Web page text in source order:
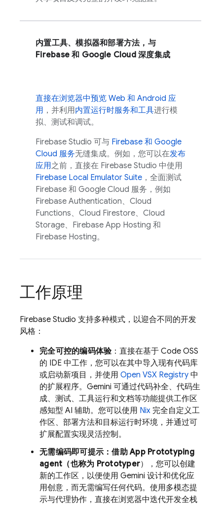
内置工具、模拟器和部署方法，与
Firebase 和 Google Cloud深度集成
直接在浏览器中预览 Web 和 Android 应
用 ，并利用内置运行时服务和工具进行模
拟、测试和调试。
Firebase Studio 可与 Firebase 和 Google
Cloud 服务无缝集成。例如，您可以在发布
应用之前，直接在 Firebase Studio 中使用
Firebase Local Emulator Suite ，全面测试
Firebase 和 Google Cloud 服务，例如
Firebase Authentication、 Cloud
Functions、 Cloud Firestore、 Cloud
Storage、 Firebase App Hosting 和
Firebase Hosting。
工作原理
Firebase Studio 支持多种模式，以迎合不同的开发
风格：
完全可控的编码体验：直接在基于 Code OSS
的 IDE 中工作，您可以在其中导入现有代码库
或启动新项目，并使用 Open VSX Registry 中
的扩展程序。 Gemini 可通过代码补全、代码生
成、测试、工具运行和文档等功能提供工作区
感知型 AI 辅助。您可以使用 Nix 完全自定义工
作区、部署方法和目标运行时环境，并通过可
扩展配置实现灵活控制。
无需编码即可提示：借助App Prototyping
agent （也称为 Prototyper），您可以创建
新的工作区，以便使用 Gemini 设计和优化应
用创意，而无需编写任何代码。使用多模态提
示与代理协作，直接在浏览器中迭代开发全栈